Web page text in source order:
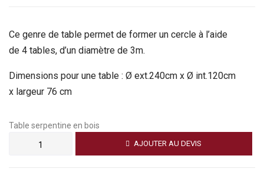
Ce genre de table permet de former un cercle à l’aide
de 4 tables, d’un diamètre de 3m.
Dimensions pour une table : Ø ext.240cm x Ø int.120cm
x largeur 76 cm
Table serpentine en bois
AJOUTER AU DEVIS